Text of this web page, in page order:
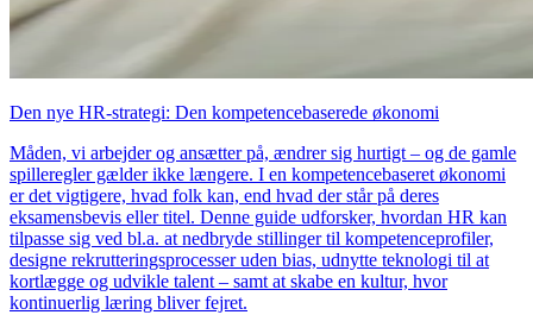
Den nye HR-strategi: Den kompetencebaserede økonomi
Måden, vi arbejder og ansætter på, ændrer sig hurtigt – og de gamle
spilleregler gælder ikke længere. I en kompetencebaseret økonomi
er det vigtigere, hvad folk kan, end hvad der står på deres
eksamensbevis eller titel. Denne guide udforsker, hvordan HR kan
tilpasse sig ved bl.a. at nedbryde stillinger til kompetenceprofiler,
designe rekrutteringsprocesser uden bias, udnytte teknologi til at
kortlægge og udvikle talent – samt at skabe en kultur, hvor
kontinuerlig læring bliver fejret.